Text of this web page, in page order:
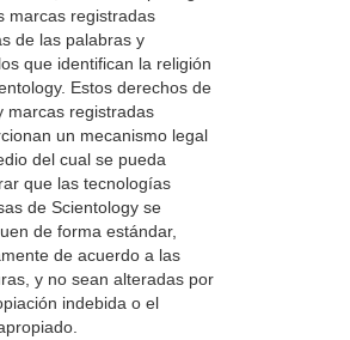
marcas registradas
de las palabras y
que identifican la religión
Estos derechos de
marcas registradas
un mecanismo legal
del cual se pueda
que las tecnologías
de Scientology se
de forma estándar,
de acuerdo a las
y no sean alteradas por
indebida o el